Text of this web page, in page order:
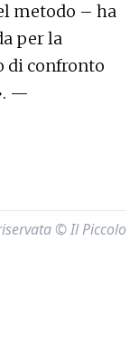
metodo – ha
per la
di confronto
—
© Il Piccolo